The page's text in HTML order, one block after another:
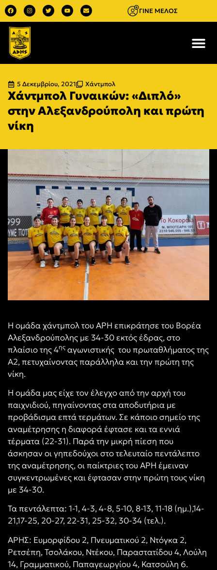
ΓΙΝΕ ΜΕΛΟΣ
5 Δεκεμβρίου, 2021 Χάντμπολ
Χάντμπολ Γυναικών: «Διπλό»
στην Αλεξανδρούπολη και πρώτη
νίκη
Η ομάδα χάντμπολ του ΑΡΗ επικράτησε του Βορέα
Αλεξανδρούπολης με 34-30 εκτός έδρας, στο
πλαίσιο της 4ης αγωνιστικής του πρωταθλήματος της
Α2, πετυχαίνοντας παράλληλα και την πρώτη της
νίκη.
Η ομάδα μας είχε τον έλεγχο από την αρχή του
παιχνιδιού, πηγαίνοντας στα αποδυτήρια με
προβάδισμα επτά τερμάτων. Σε κάποιο σημείο της
αναμέτρησης η διαφορά έφτασε και τα εννιά
τέρματα (22-31). Παρά την μικρή πίεση που
άσκησαν οι γηπεδούχοι στο τελευταίο πεντάλεπτο
της αναμέτρησης, οι παίκτριες του ΑΡΗ έμειναν
συγκεντρωμένες και έφτασαν στην πρώτη τους νίκη
με 34-30.
Τα πεντάλεπτα: 1-1, 4-3, 4-8, 5-10, 8-13, 11-18 (ημ.),14-
21,17-25, 20-27, 22-31, 25-32, 30-34 (τελ.).
ΑΡΗΣ: Ευμορφίδου 2, Πνευματικού 2, Ντόγκα 2,
Ρετσέπη, Τσολάκου, Ντέκου, Παραστατίδου 4, Λούλη
14, Γραμματικού, Παπαγεωργίου 4, Κατσούλη 6.